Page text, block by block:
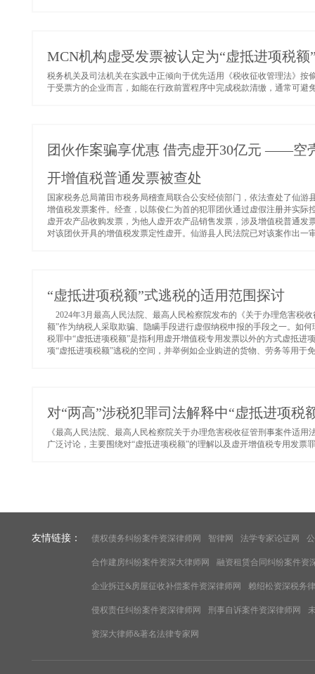
MCN机构虚受发票被认定为“虚抵进项税
税务机关及司法机关在实践中正倾向于优先适用《税收征收管理法》
于受票方的企业而言，如能在行政前置程序中完成税款清缴，通常可避
团伙作案骗享优惠 借壳虚开30亿元 ——空
开增值税普通发票被查处
国家税务总局莆田市税务局稽查局联合公安经侦部门，依法查处了仙
增值税发票案件。经查，以陈俊仁为首的犯罪团伙通过虚假注册并实
虚开农产品收购发票，为他人虚开农产品销售发票，涉及增值税普通发
对该团伙开具的增值税发票定性虚开。仙游县人民法院已对该案作出一
“虚抵进项税额”式逃税的适用范围探讨
2024年3月最高人民法院、最高人民检察院发布的《关于办理危害税
额”作为纳税人采取欺骗、隐瞒手段进行虚假纳税申报的手段之一。如
税罪中“虚抵进项税额”是指利用虚开增值税专用发票以外的方式虚抵
项“虚抵进项税额”逃税的空间，并举例如企业购进的货物、劳务等用
对“两高”涉税犯罪司法解释中“虚抵进项税
《最高人民法院、最高人民检察院关于办理危害税收征管刑事案件适
广泛讨论，主要围绕对“虚抵进项税额”的理解以及虚开增值税专用发票
友情链接： 债权债务纠纷案件资深律师网 智律网 法学专家论证网
合作建房纠纷案件资深大律师网 融资租赁合同纠纷案件资
企业拆迁&房屋征收补偿案件资深律师网 赖绍松资深税务
侵权责任纠纷案件资深律师网 刑事自诉案件资深律师网
资深大律师&著名法律专家网